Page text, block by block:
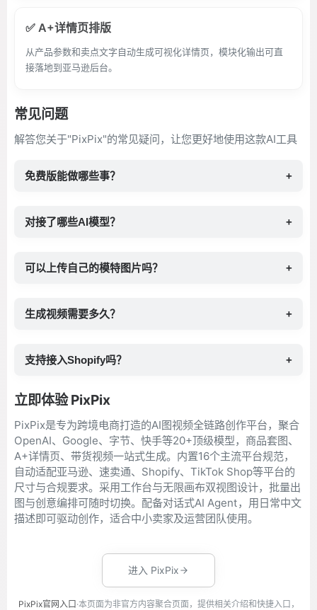
✅ A+详情页排版
从产品参数和卖点文字自动生成可视化详情页，模块化输出可直
接落地到亚马逊后台。
常见问题
解答您关于"PixPix"的常见疑问，让您更好地使用这款AI工具
免费版能做哪些事？ +
对接了哪些AI模型？ +
可以上传自己的模特图片吗？ +
生成视频需要多久？ +
支持接入Shopify吗？ +
立即体验 PixPix
PixPix是专为跨境电商打造的AI图视频全链路创作平台，聚合
OpenAI、Google、字节、快手等20+顶级模型，商品套图、
A+详情页、带货视频一站式生成。内置16个主流平台规范，
自动适配亚马逊、速卖通、Shopify、TikTok Shop等平台的
尺寸与合规要求。采用工作台与无限画布双视图设计，批量出
图与创意编排可随时切换。配备对话式AI Agent，用日常中文
描述即可驱动创作，适合中小卖家及运营团队使用。
进入 PixPix
PixPix官网入口 ·本页面为非官方内容聚合页面，提供相关介绍和快捷入口，